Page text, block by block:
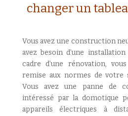
changer un
Vous avez une construction
avez besoin d’une
cadre d’une rénovation,
remise aux normes de votre
Vous avez une panne de
intéressé par la domotique
appareils électriques à